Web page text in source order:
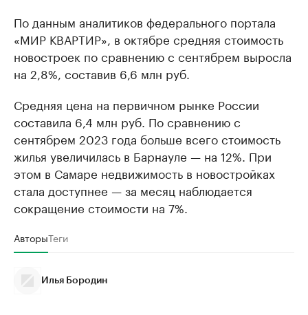
По данным аналитиков федерального портала
«МИР КВАРТИР», в октябре средняя стоимость
новостроек по сравнению с сентябрем выросла
на 2,8%, составив 6,6 млн руб.
Средняя цена на первичном рынке России
составила 6,4 млн руб. По сравнению с
сентябрем 2023 года больше всего стоимость
жилья увеличилась в Барнауле — на 12%. При
этом в Самаре недвижимость в новостройках
стала доступнее — за месяц наблюдается
сокращение стоимости на 7%.
АвторыТеги
Илья Бородин